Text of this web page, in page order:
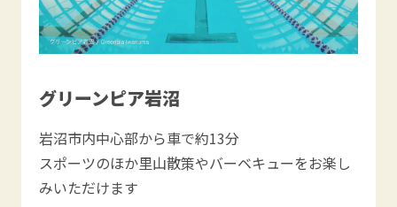
グリーンピア岩沼
岩沼市内中心部から車で約13分
スポーツのほか里山散策やバーベキューをお楽し
みいただけます